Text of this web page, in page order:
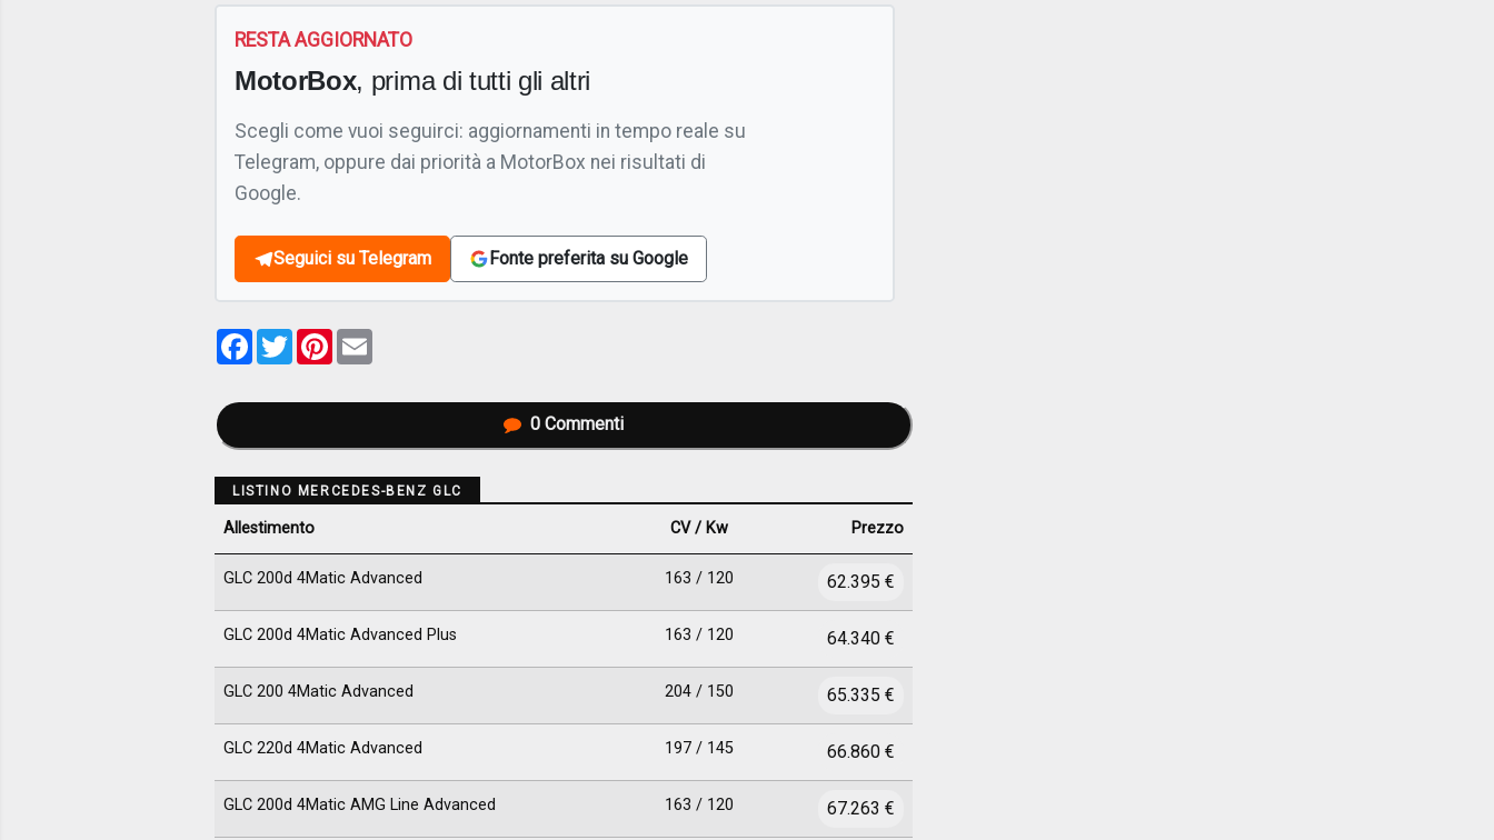
RESTA AGGIORNATO
MotorBox, prima di tutti gli altri
Scegli come vuoi seguirci: aggiornamenti in tempo reale su
Telegram, oppure dai priorità a MotorBox nei risultati di
Google.
Seguici su Telegram Fonte preferita su Google
Facebook
TwitterPinterest
0 Commenti
LISTINO MERCEDES-BENZ GLC
Allestimento CV / Kw Prezzo
GLC 200d 4Matic Advanced 163 / 120 62.395 €
GLC 200d 4Matic Advanced Plus 163 / 120 64.340 €
GLC 200 4Matic Advanced 204 / 150 65.335 €
GLC 220d 4Matic Advanced 197 / 145 66.860 €
GLC 200d 4Matic AMG Line Advanced 163 / 120 67.263 €